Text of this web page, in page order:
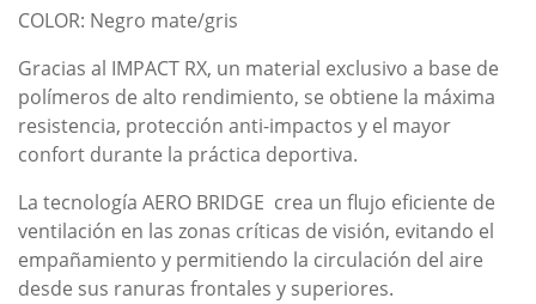
COLOR: Negro mate/gris
Gracias al IMPACT RX, un material exclusivo a base de
polímeros de alto rendimiento, se obtiene la máxima
resistencia, protección anti-impactos y el mayor
confort durante la práctica deportiva.
La tecnología AERO BRIDGE crea un flujo eficiente de
ventilación en las zonas críticas de visión, evitando el
empañamiento y permitiendo la circulación del aire
desde sus ranuras frontales y superiores.